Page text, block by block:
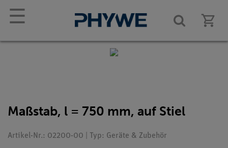
☰
Maßstab, l = 750 mm, auf Stiel
Artikel-Nr.: 02200-00 | Typ: Geräte & Zubehör